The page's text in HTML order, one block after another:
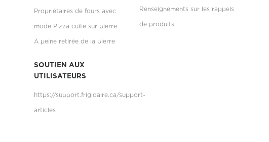
Propriétaires de fours avec
mode Pizza cuite sur pierre
À peine retirée de la pierre
SOUTIEN AUX
UTILISATEURS
https://support.frigidaire.ca/support-
articles
Renseignements sur les rappels
de produits